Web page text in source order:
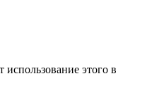
использование этого в